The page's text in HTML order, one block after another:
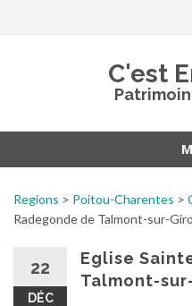
C'est
contenu
Regions > Poitou-Charentes >
Radegonde de Talmont-sur-
22
DÉC
Eglise
Talmont-